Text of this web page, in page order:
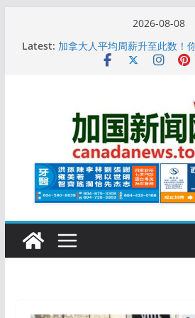
2026-08-08
Latest: 10万人排队入籍加拿大！美占
个月
加拿大人平均周薪升至此数！
特鲁多半裸与水果姐海滩激吻!
更多名校恢复SAT 考试，新学